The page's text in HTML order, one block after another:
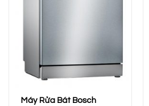
Máy Rửa Bát Bosch